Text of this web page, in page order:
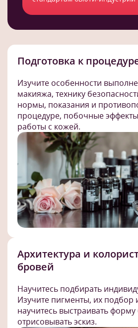
Подготовка к
Изучите особенности
макияжа, технику
нормы, показания и
процедуре, побочные
работы с кожей.
Архитектура и
бровей
Научитесь подбирать
Изучите пигменты, их
научитесь выстраивать
отрисовывать эскиз.